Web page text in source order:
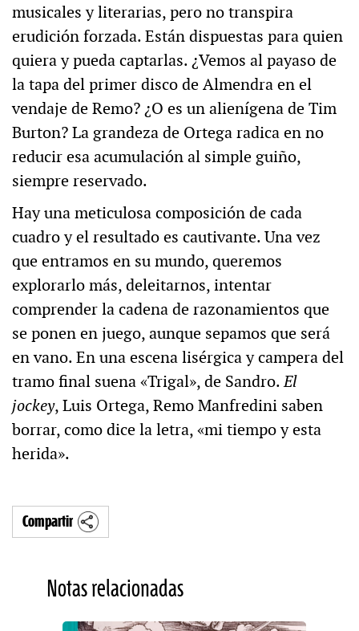
musicales y literarias, pero no transpira
erudición forzada. Están dispuestas para quien
quiera y pueda captarlas. ¿Vemos al payaso de
la tapa del primer disco de Almendra en el
vendaje de Remo? ¿O es un alienígena de Tim
Burton? La grandeza de Ortega radica en no
reducir esa acumulación al simple guiño,
siempre reservado.
Hay una meticulosa composición de cada
cuadro y el resultado es cautivante. Una vez
que entramos en su mundo, queremos
explorarlo más, deleitarnos, intentar
comprender la cadena de razonamientos que
se ponen en juego, aunque sepamos que será
en vano. En una escena lisérgica y campera del
tramo final suena «Trigal», de Sandro.El
jockey, Luis Ortega, Remo Manfredini saben
borrar, como dice la letra, «mi tiempo y esta
herida».
Compartir
Notas relacionadas